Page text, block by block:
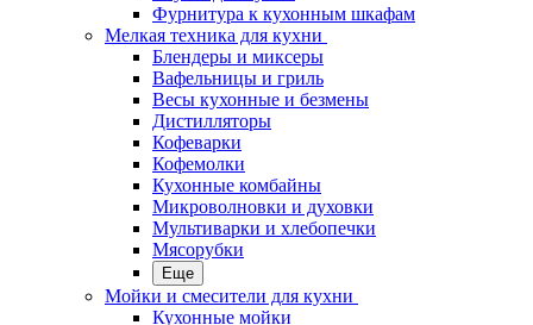
Фурнитура к кухонным шкафам
Мелкая техника для кухни
Блендеры и миксеры
Вафельницы и гриль
Весы кухонные и безмены
Дистилляторы
Кофеварки
Кофемолки
Кухонные комбайны
Микроволновки и духовки
Мультиварки и хлебопечки
Мясорубки
Еще
Мойки и смесители для кухни
Кухонные мойки